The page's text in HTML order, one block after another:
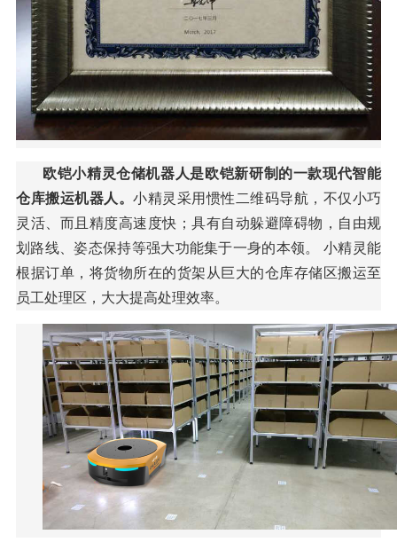
欧铠小精灵仓储机器人是欧铠新研制的一款现代智能
仓库搬运机器人。 小精灵采用惯性二维码导航，不仅小巧
灵活、而且精度高速度快；具有自动躲避障碍物，自由规
划路线、姿态保持等强大功能集于一身的本领。 小精灵能
根据订单，将货物所在的货架从巨大的仓库存储区搬运至
员工处理区，大大提高处理效率。